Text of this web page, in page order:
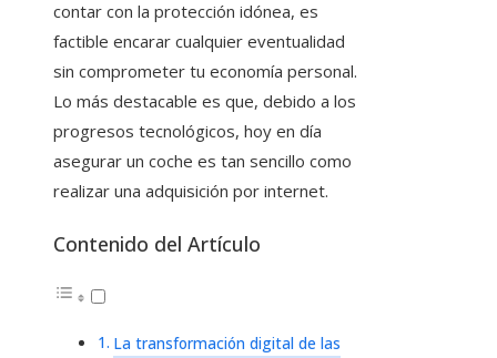
contar con la protección idónea, es
factible encarar cualquier eventualidad
sin comprometer tu economía personal.
Lo más destacable es que, debido a los
progresos tecnológicos, hoy en día
asegurar un coche es tan sencillo como
realizar una adquisición por internet.
Contenido del Artículo
La transformación digital de las